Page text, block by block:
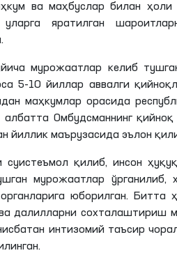
ва маҳбуслар билан
яратилган
мурожаатлар келиб
5-10 йиллар аввалги
маҳкумлар орасида
Омбудсманнинг
йиллик маърузасида эълон
суистеъмол қилиб, инсон
мурожаатлар ўрганилиб,
юборилган. Битта
далилларни сохталаштириш
интизомий таъсир